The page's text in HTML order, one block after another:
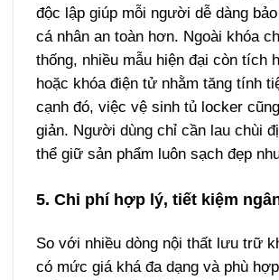
độc lập giúp mỗi người dễ dàng
cá nhân an toàn hơn. Ngoài khóa
thống, nhiều mẫu hiện đại còn tích
hoặc khóa điện tử nhằm tăng tính
cạnh đó, việc vệ sinh tủ locker
giản. Người dùng chỉ cần lau chùi
thể giữ sản phẩm luôn sạch đẹp
5. Chi phí hợp lý, tiết kiệm
So với nhiều dòng nội thất lưu trữ
có mức giá khá đa dạng và phù